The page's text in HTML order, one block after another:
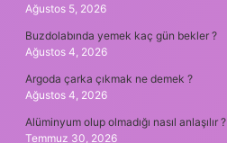
Ağustos 5, 2026
Buzdolabında yemek kaç gün bekler ?
Ağustos 4, 2026
Argoda çarka çıkmak ne demek ?
Ağustos 4, 2026
Alüminyum olup olmadığı nasıl anlaşılır ?
Temmuz 30, 2026